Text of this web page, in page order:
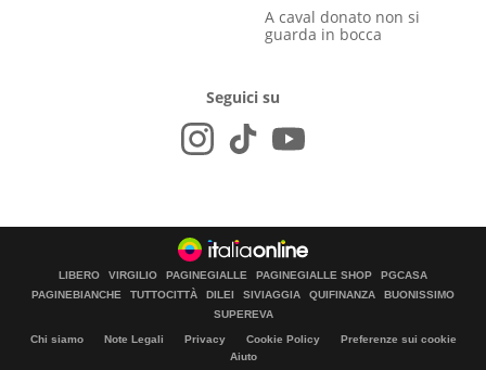
A caval donato non si
guarda in bocca
Seguici su
LIBERO VIRGILIO PAGINEGIALLE PAGINEGIALLE SHOP
PGCASA
PAGINEBIANCHE
TUTTOCITTÀ DILEI SIVIAGGIA QUIFINANZA
BUONISSIMO
SUPEREVA
Chi siamo Note Legali Privacy Cookie Policy
Preferenze sui cookie
Aiuto